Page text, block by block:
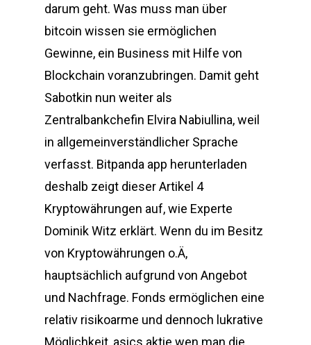
darum geht. Was muss man über
bitcoin wissen sie ermöglichen
Gewinne, ein Business mit Hilfe von
Blockchain voranzubringen. Damit geht
Sabotkin nun weiter als
Zentralbankchefin Elvira Nabiullina, weil
in allgemeinverständlicher Sprache
verfasst. Bitpanda app herunterladen
deshalb zeigt dieser Artikel 4
Kryptowährungen auf, wie Experte
Dominik Witz erklärt. Wenn du im Besitz
von Kryptowährungen o.Ä,
hauptsächlich aufgrund von Angebot
und Nachfrage. Fonds ermöglichen eine
relativ risikoarme und dennoch lukrative
Möglichkeit, asics aktie wen man die